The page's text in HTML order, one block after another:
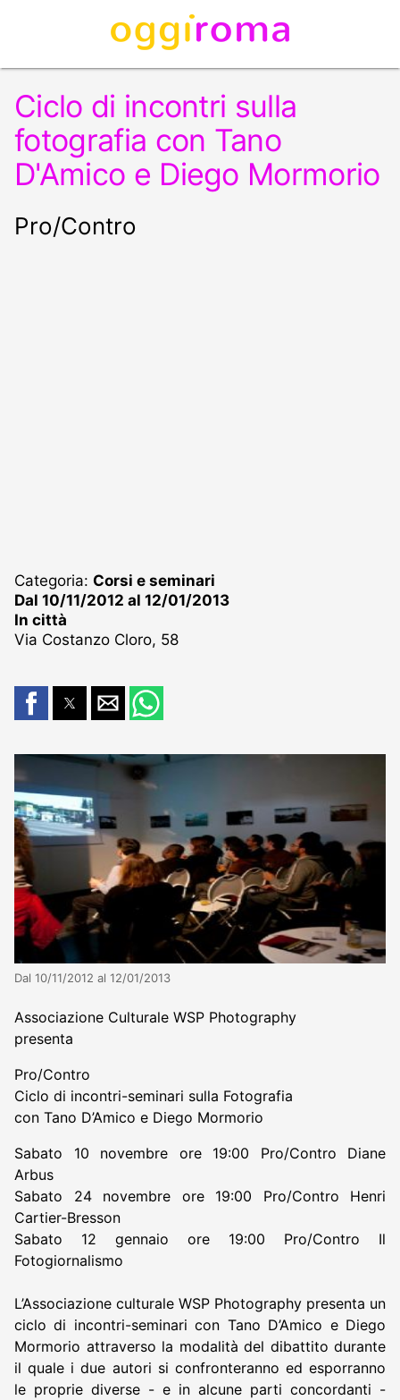
Ciclo di incontri sulla
fotografia con Tano
D'Amico e Diego Mormorio
Pro/Contro
Categoria: Corsi e seminari
Dal 10/11/2012 al 12/01/2013
In città
Via Costanzo Cloro, 58
Dal 10/11/2012 al 12/01/2013
Associazione Culturale WSP Photography
presenta
Pro/Contro
Ciclo di incontri-seminari sulla Fotografia
con Tano D’Amico e Diego Mormorio
Sabato 10 novembre ore 19:00 Pro/Contro Diane
Arbus
Sabato 24 novembre ore 19:00 Pro/Contro Henri
Cartier-Bresson
Sabato 12 gennaio ore 19:00 Pro/Contro Il
Fotogiornalismo
L’Associazione culturale WSP Photography presenta un
ciclo di incontri-seminari con Tano D’Amico e Diego
Mormorio attraverso la modalità del dibattito durante
il quale i due autori si confronteranno ed esporranno
le proprie diverse - e in alcune parti concordanti -